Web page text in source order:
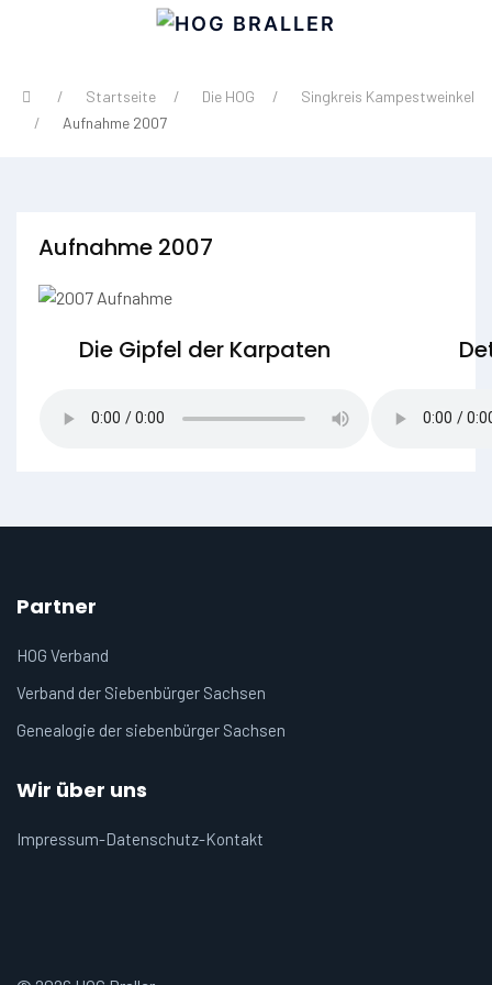
Startseite Die HOG
Singkreis Kampestweinkel
Aufnahme 2007
Aufnahme 2007
Die Gipfel der Karpaten
Partner
HOG Verband
Verband der Siebenbürger Sachsen
Genealogie der siebenbürger Sachsen
Wir über uns
Impressum-Datenschutz-Kontakt